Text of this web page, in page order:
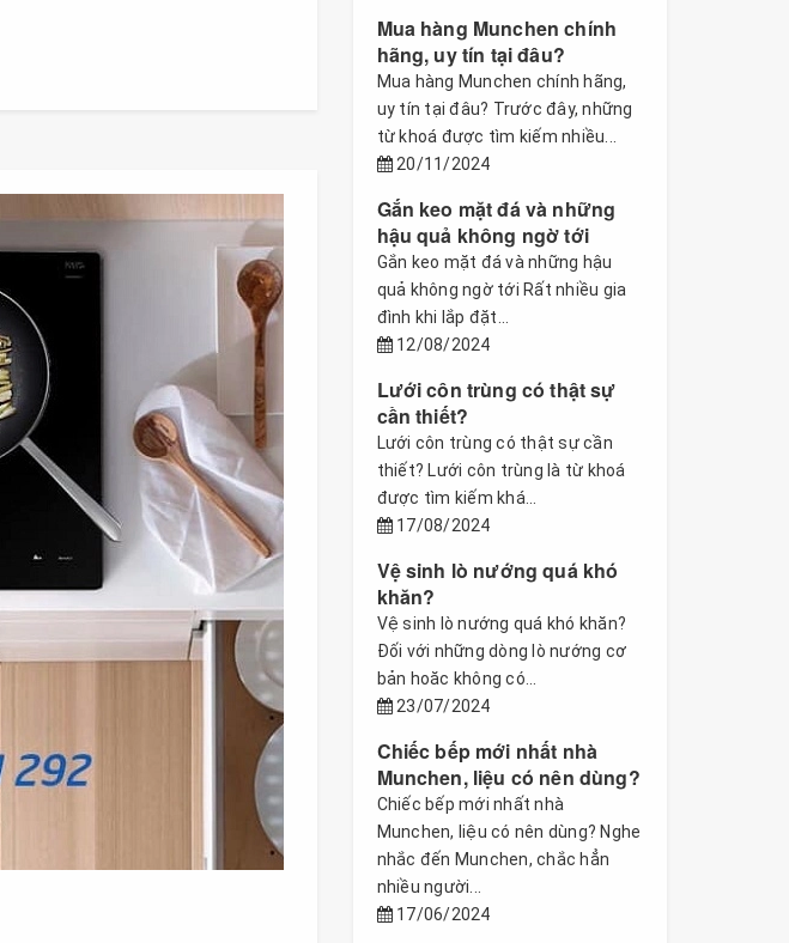
Mua hàng Munchen chính
hãng, uy tín tại đâu?
Mua hàng Munchen chính hãng,
uy tín tại đâu? Trước đây, những
từ khoá được tìm kiếm nhiều...
20/11/2024
Gắn keo mặt đá và những
hậu quả không ngờ tới
Gắn keo mặt đá và những hậu
quả không ngờ tới Rất nhiều gia
đình khi lắp đặt...
12/08/2024
Lưới côn trùng có thật sự
cần thiết?
Lưới côn trùng có thật sự cần
thiết? Lưới côn trùng là từ khoá
được tìm kiếm khá...
17/08/2024
Vệ sinh lò nướng quá khó
khăn?
Vệ sinh lò nướng quá khó khăn?
Đối với những dòng lò nướng cơ
bản hoăc không có...
23/07/2024
Chiếc bếp mới nhất nhà
Munchen, liệu có nên dùng?
Chiếc bếp mới nhất nhà
Munchen, liệu có nên dùng? Nghe
nhắc đến Munchen, chắc hẳn
nhiều người...
17/06/2024